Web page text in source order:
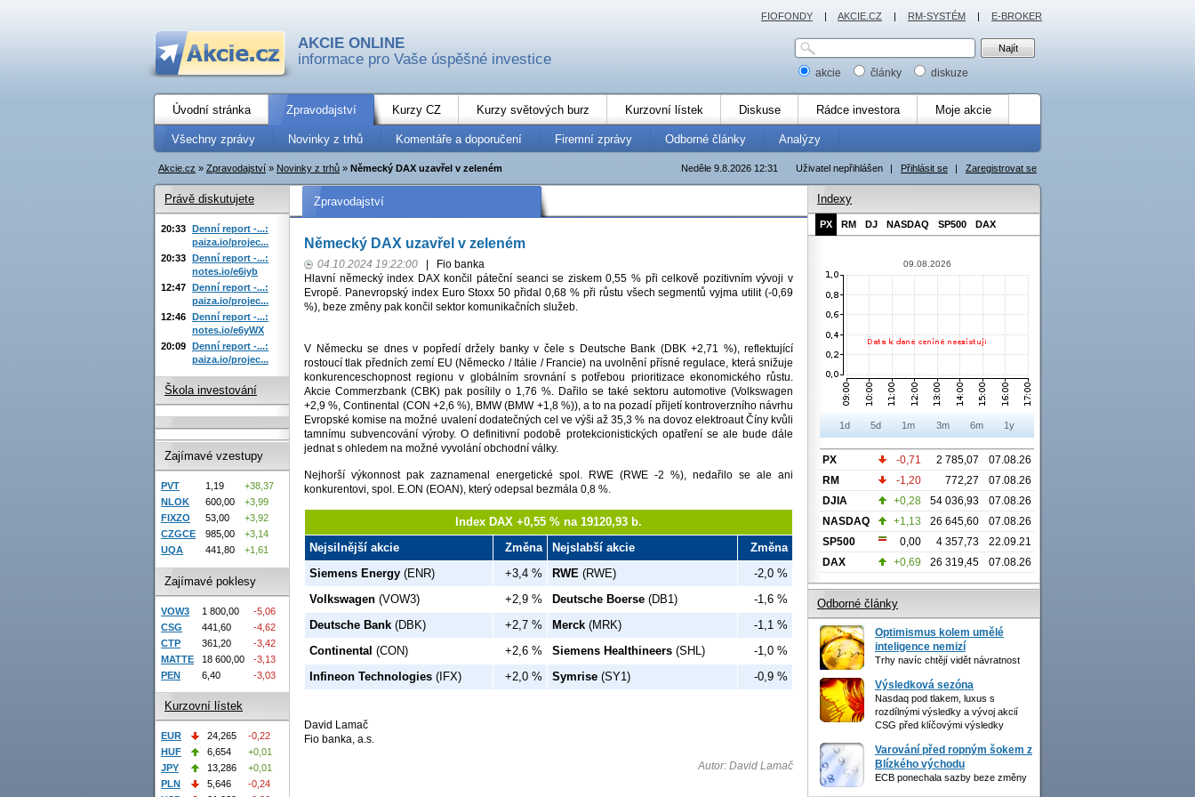
AKCIE ONLINE
informace pro Vaše úspěšné investice
akcie články diskuze
Úvodní stránka Zpravodajství Kurzy CZ Kurzy světových burz Kurzovní lístek Diskuse Rádce investora Moje akcie
Všechny zprávy Novinky z trhů Komentáře a doporučení Firemní zprávy Odborné články Analýzy
Uživatel nepřihlášen | Přihlásit se | Zaregistrovat se
Neděle 9.8.2026 12:31
Akcie.cz » Zpravodajství » Novinky z trhů » Německý DAX uzavřel v zeleném
Zpravodajství
Německý DAX uzavřel v zeleném
04.10.2024 19:22:00
Fio banka
Hlavní německý index DAX končil páteční seanci se ziskem 0,55 % při celkově pozitivním vývoji v
Evropě. Panevropský index Euro Stoxx 50 přidal 0,68 % při růstu všech segmentů vyjma utilit (-0,69
%), beze změny pak končil sektor komunikačních služeb.
V Německu se dnes v popředí držely banky v čele s Deutsche Bank (DBK +2,71 %), reflektující
rostoucí tlak předních zemí EU (Německo / Itálie / Francie) na uvolnění přísné regulace, která snižuje
konkurenceschopnost regionu v globálním srovnání s potřebou prioritizace ekonomického růstu.
Akcie Commerzbank (CBK) pak posílily o 1,76 %. Dařilo se také sektoru automotive (Volkswagen
+2,9 %, Continental (CON +2,6 %), BMW (BMW +1,8 %)), a to na pozadí přijetí kontroverzního návrhu
Evropské komise na možné uvalení dodatečných cel ve výši až 35,3 % na dovoz elektroaut Číny kvůli
tamnímu subvencování výroby. O definitivní podobě protekcionistických opatření se ale bude dále
jednat s ohledem na možné vyvolání obchodní války.
Nejhorší výkonnost pak zaznamenal energetické spol. RWE (RWE -2 %), nedařilo se ale ani
konkurentovi, spol. E.ON (EOAN), který odepsal bezmála 0,8 %.
Index DAX +0,55 % na 19120,93 b.
Nejsilnější akcie
Změna Nejslabší akcie
Změna
Siemens Energy (ENR) +3,4 % RWE (RWE)
-2,0 %
Volkswagen (VOW3) +2,9 % Deutsche Boerse (DB1)
-1,6 %
Deutsche Bank (DBK) +2,7 % Merck (MRK)
-1,1 %
Continental (CON) +2,6 % Siemens Healthineers (SHL)
-1,0 %
Infineon Technologies (IFX) +2,0 % Symrise (SY1) -0,9 %
David Lamač
Fio banka, a.s.
Autor: David Lamač
Právě diskutujete
20:33 Denní report -...:
paiza.io/projec...
20:33 Denní report -...:
notes.io/e6iyb
12:47 Denní report -...:
paiza.io/projec...
12:46 Denní report -...:
notes.io/e6yWX
20:09 Denní report -...:
paiza.io/projec...
Škola investování
Zajímavé vzestupy
PVT 1,19
+38,37
NLOK
600,00
+3,99
FIXZO
53,00
+3,92
CZGCE
985,00
+3,14
UQA
441,80 +1,61
Zajímavé poklesy
VOW3 1 800,00
-5,06
CSG
441,60
-4,62
CTP
361,20
-3,42
MATTE
18 600,00
-3,13
PEN
6,40 -3,03
Kurzovní lístek
EUR 24,265
-0,22
HUF
6,654
+0,01
JPY
13,286
+0,01
PLN
5,646
-0,24
Indexy
PX RM DJ NASDAQ SP500 DAX
09.08.2026
1d 5d 1m 3m 6m 1y
PX -0,71 2 785,07
07.08.26
RM
-1,20 772,27
07.08.26
DJIA
+0,28 54 036,93
07.08.26
NASDAQ
+1,13 26 645,60
07.08.26
SP500
0,00 4 357,73
22.09.21
DAX
+0,69 26 319,45 07.08.26
Odborné články
Optimismus kolem umělé
inteligence nemizí
Trhy navíc chtějí vidět návratnost
Výsledková sezóna
Nasdaq pod tlakem, luxus s
rozdílnými výsledky a vývoj akcií
CSG před klíčovými výsledky
Varování před ropným šokem z
Blízkého východu
ECB ponechala sazby beze změny
FIOFONDY | AKCIE.CZ | RM-SYSTÉM | E-BROKER